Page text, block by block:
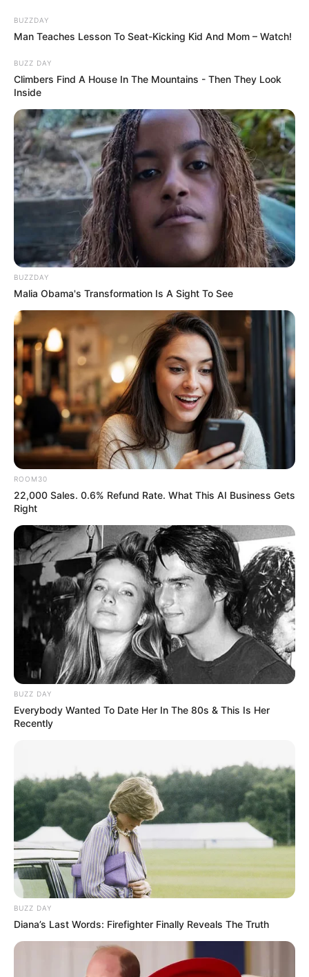
BUZZDAY
Man Teaches Lesson To Seat-Kicking Kid And Mom – Watch!
BUZZ DAY
Climbers Find A House In The Mountains - Then They Look
Inside
BUZZDAY
Malia Obama's Transformation Is A Sight To See
ROOM30
22,000 Sales. 0.6% Refund Rate. What This AI Business Gets
Right
BUZZ DAY
Everybody Wanted To Date Her In The 80s & This Is Her
Recently
BUZZ DAY
Diana’s Last Words: Firefighter Finally Reveals The Truth